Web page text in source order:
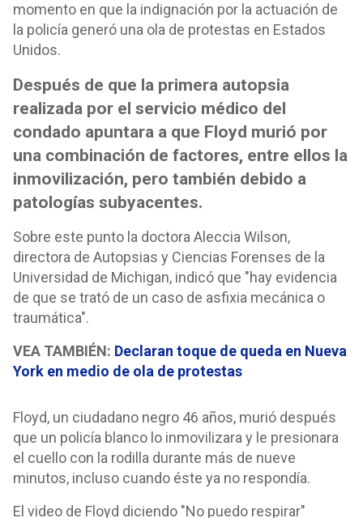
momento en que la indignación por la actuación de
la policía generó una ola de protestas en Estados
Unidos.
Después de que la primera autopsia
realizada por el servicio médico del
condado apuntara a que Floyd murió por
una combinación de factores, entre ellos la
inmovilización, pero también debido a
patologías subyacentes.
Sobre este punto la doctora Aleccia Wilson,
directora de Autopsias y Ciencias Forenses de la
Universidad de Michigan, indicó que "hay evidencia
de que se trató de un caso de asfixia mecánica o
traumática".
VEA TAMBIÉN: Declaran toque de queda en Nueva
York en medio de ola de protestas
Floyd, un ciudadano negro 46 años, murió después
que un policía blanco lo inmovilizara y le presionara
el cuello con la rodilla durante más de nueve
minutos, incluso cuando éste ya no respondía.
El video de Floyd diciendo "No puedo respirar"